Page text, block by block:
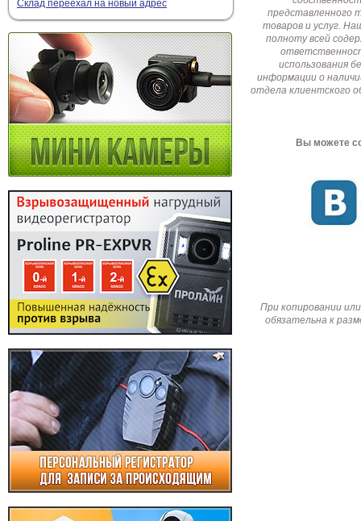
Склад переехал на новый адрес
представленного
товаров и услуг.
полноту всей
использования
информации о
отдела клиентского
Вы можете
При копировании
обязательна к